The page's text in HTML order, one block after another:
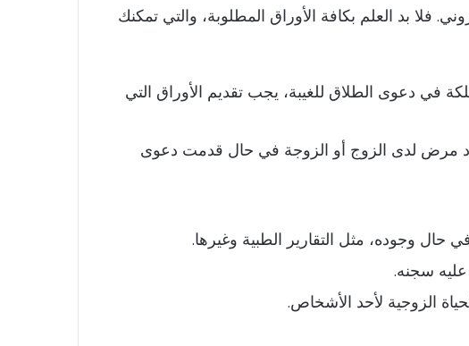
فلا بد العلم بكافة الأوراق المطلوبة، والتي تمكنك
في دعوى الطلاق للغيبة، يجب تقديم الأوراق التي
مرض لدى الزوج أو الزوجة في حال قدمت دعوى
حال وجوده، مثل التقارير الطبية وغيرها.
سجنه.
الزوجية لأحد الأشخاص.